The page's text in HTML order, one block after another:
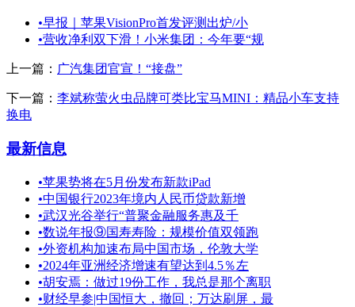
•早报｜苹果VisionPro首发评测出炉/小
•营收净利双下滑！小米集团：今年要“规
上一篇： 广汽集团官宣！“接盘”
下一篇： 李斌称萤火虫品牌可类比宝马MINI：精品小车支持
换电
最新信息
•苹果势将在5月份发布新款iPad
•中国银行2023年境内人民币贷款新增
•武汉光谷举行“普聚金融服务惠及千
•数说年报⑨国寿寿险：规模价值双领跑
•外资机构加速布局中国市场，伦敦大学
•2024年亚洲经济增速有望达到4.5％左
•胡安焉：做过19份工作，我总是那个离职
•财经早参|中国恒大，撤回；万达刷屏，最